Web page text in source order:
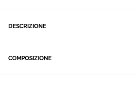
DESCRIZIONE
COMPOSIZIONE